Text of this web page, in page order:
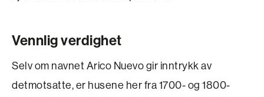
Vennlig verdighet
Selv om navnet Arico Nuevo gir inntrykk av
detmotsatte, er husene her fra 1700- og 1800-